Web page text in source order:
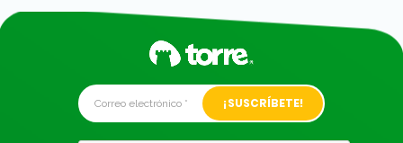
Alternative: